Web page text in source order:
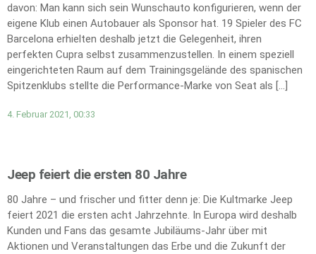
davon: Man kann sich sein Wunschauto konfigurieren, wenn der
eigene Klub einen Autobauer als Sponsor hat. 19 Spieler des FC
Barcelona erhielten deshalb jetzt die Gelegenheit, ihren
perfekten Cupra selbst zusammenzustellen. In einem speziell
eingerichteten Raum auf dem Trainingsgelände des spanischen
Spitzenklubs stellte die Performance-Marke von Seat als […]
4. Februar 2021, 00:33
Jeep feiert die ersten 80 Jahre
80 Jahre – und frischer und fitter denn je: Die Kultmarke Jeep
feiert 2021 die ersten acht Jahrzehnte. In Europa wird deshalb
Kunden und Fans das gesamte Jubiläums-Jahr über mit
Aktionen und Veranstaltungen das Erbe und die Zukunft der